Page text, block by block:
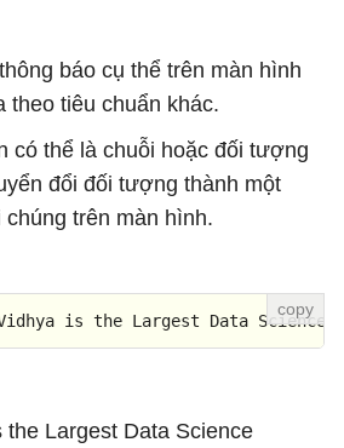
báo cụ thể trên màn hình
theo tiêu chuẩn khác.
có thể là chuỗi hoặc đối tượng
đổi đối tượng thành một
trên màn hình.
is the Largest Data Science
the Largest Data Science